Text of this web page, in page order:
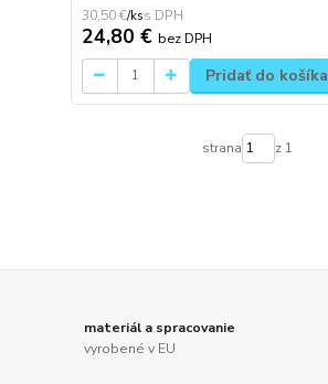
30,50 €/ks
24,80 € bez DPH
Pridať do košíka
strana z 1
materiál a spracovanie
vyrobené v EU